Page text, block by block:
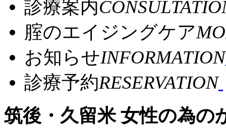
診療案内
腟のエイジングケア
お知らせINFORMATION
診療予約RESERVATION
筑後・久留米 女性の為